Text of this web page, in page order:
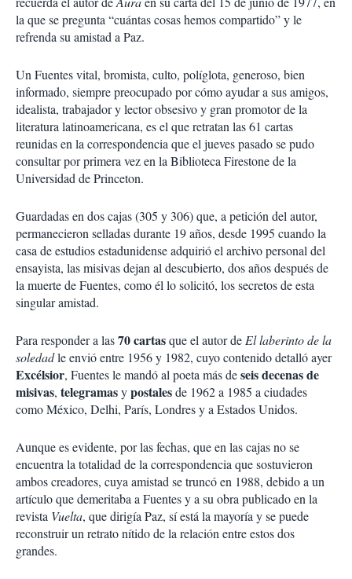
la que se pregunta “cuántas cosas hemos compartido” y le
refrenda su amistad a Paz.
Un Fuentes vital, bromista, culto, políglota, generoso, bien
informado, siempre preocupado por cómo ayudar a sus amigos,
idealista, trabajador y lector obsesivo y gran promotor de la
literatura latinoamericana, es el que retratan las 61 cartas
reunidas en la correspondencia que el jueves pasado se pudo
consultar por primera vez en la Biblioteca Firestone de la
Universidad de Princeton.
Guardadas en dos cajas (305 y 306) que, a petición del autor,
permanecieron selladas durante 19 años, desde 1995 cuando la
casa de estudios estadunidense adquirió el archivo personal del
ensayista, las misivas dejan al descubierto, dos años después de
la muerte de Fuentes, como él lo solicitó, los secretos de esta
singular amistad.
Para responder a las70 cartasque el autor de El laberinto de la
soledadle envió entre 1956 y 1982, cuyo contenido detalló ayer
Excélsior, Fuentes le mandó al poeta más deseisdecenas de
misivas, telegramasypostalesde 1962 a 1985 a ciudades
como México, Delhi, París, Londres y a Estados Unidos.
Aunque es evidente, por las fechas, que en las cajas no se
encuentra la totalidad de la correspondencia que sostuvieron
ambos creadores, cuya amistad se truncó en 1988, debido a un
artículo que demeritaba a Fuentes y a su obra publicado en la
revista Vuelta, que dirigía Paz, sí está la mayoría y se puede
reconstruir un retrato nítido de la relación entre estos dos
grandes.